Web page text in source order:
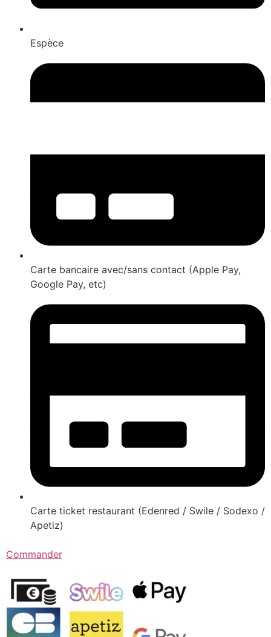
Espèce
Carte bancaire avec/sans contact (Apple Pay,
Google Pay, etc)
Carte ticket restaurant (Edenred / Swile / Sodexo /
Apetiz)
Commander